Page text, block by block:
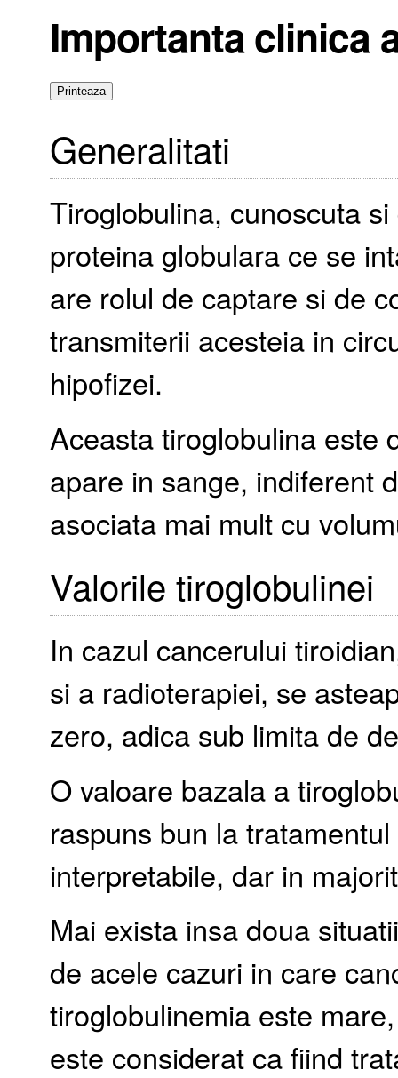
Importanta clinica
Generalitati
Tiroglobulina, cunoscuta
proteina globulara ce se
are rolul de captare si de
transmiterii acesteia in
hipofizei.
Aceasta tiroglobulina este
apare in sange, indiferent
asociata mai mult cu
Valorile tiroglobulinei
In cazul cancerului
si a radioterapiei, se
zero, adica sub limita de
O valoare bazala a
raspuns bun la
interpretabile, dar in
Mai exista insa doua
de acele cazuri in care
tiroglobulinemia este
este considerat ca fiind